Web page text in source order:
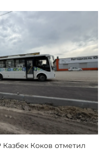
Коков отметил